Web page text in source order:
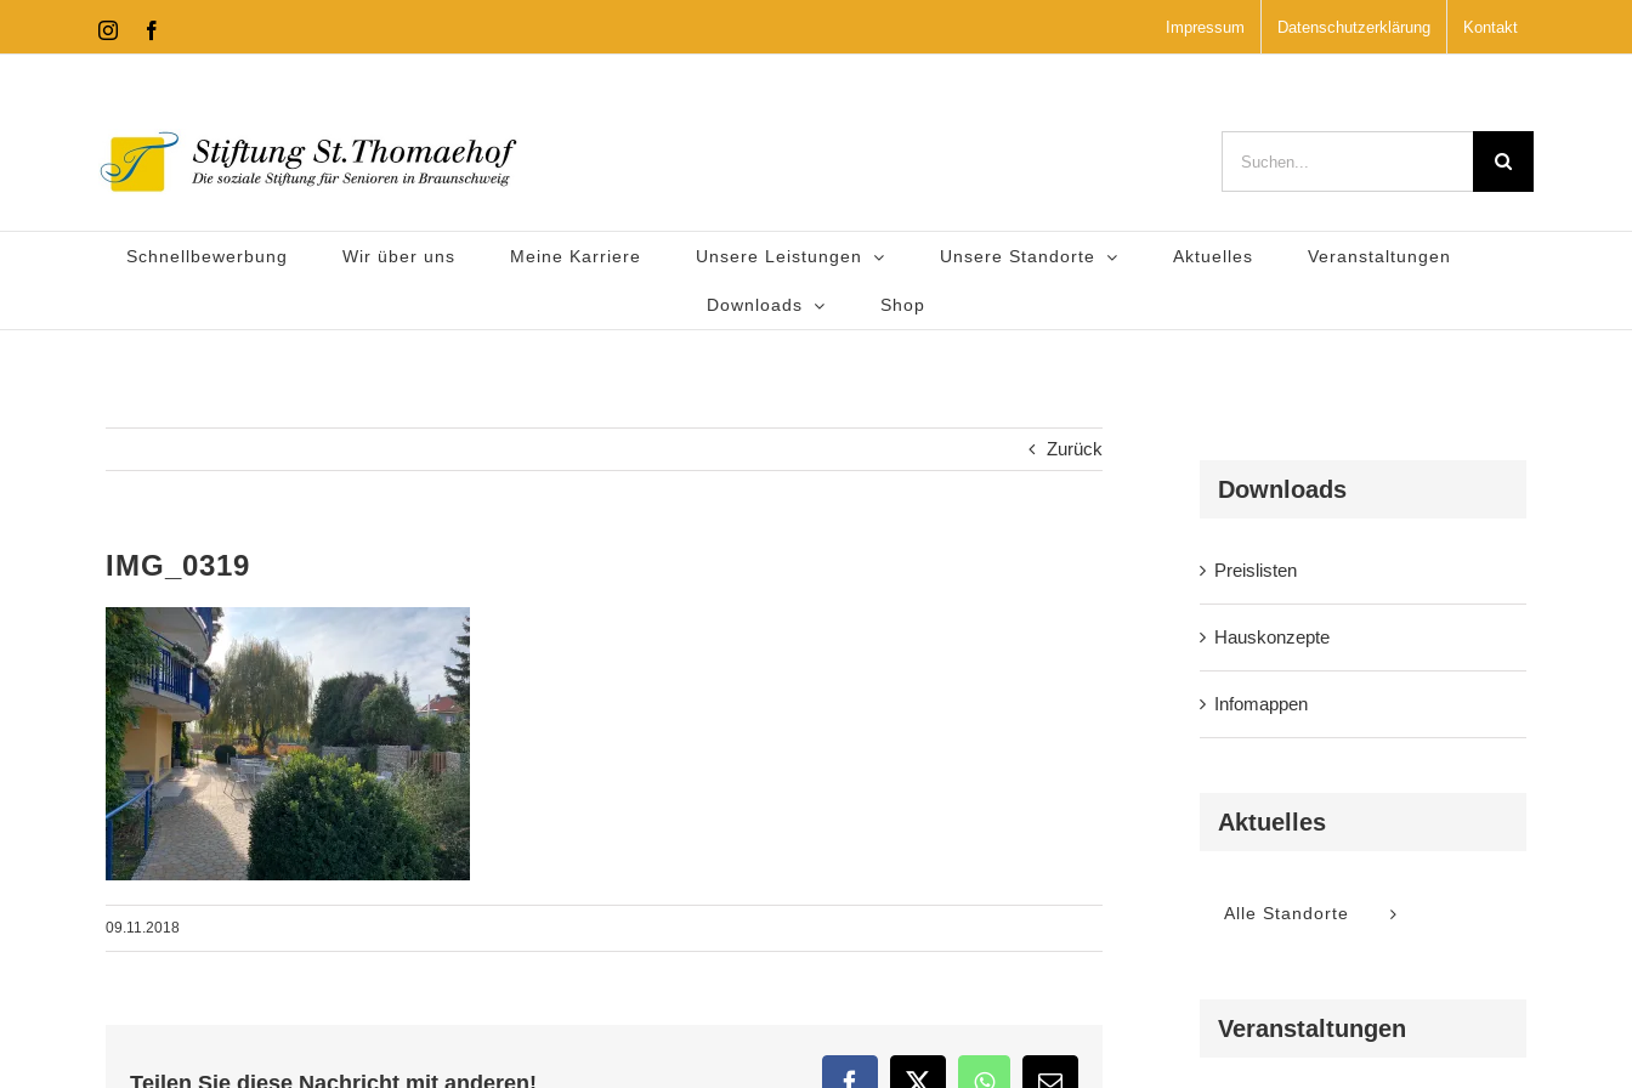
Inhalt
Instagram Impressum Datenschutzerklärung Kontakt
nach:
Schnellbewerbung Wir über uns Meine Karriere Unsere Leistungen Unsere Standorte Aktuelles Veranstaltungen
Downloads Shop
Zurück
IMG_0319
09.11.2018
Teilen Sie diese Nachricht mit anderen!
Downloads
Preislisten
Hauskonzepte
Infomappen
Aktuelles
Alle Standorte
Veranstaltungen